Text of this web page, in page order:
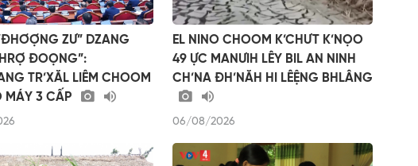
ZƯ” DZANG
ĐOỌNG”:
TR’XĂL LIÊM CHOOM
MÁY 3 CẤP
EL NINO CHOOM K’CHƯT K’NỌO
49 ỰC MANƯIH LÊY BIL AN NINH
CH’NA ĐH’NĂH HI LÊỆNG BHLÂNG
06/08/2026